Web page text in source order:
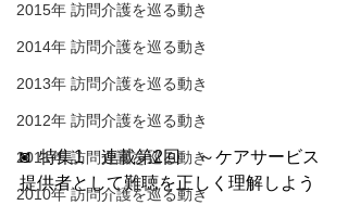
2015年 訪問介護を巡る動き
2014年 訪問介護を巡る動き
2013年 訪問介護を巡る動き
2012年 訪問介護を巡る動き
2011年 訪問介護を巡る動き
2010年 訪問介護を巡る動き
◙  特集1　連載第2回　～ケアサービス
提供者として難聴を正しく理解しよう